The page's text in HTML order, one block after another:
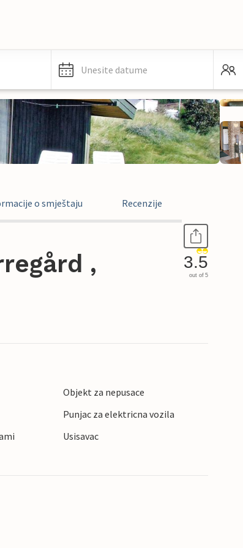
Unesite datume
o smještaju Recenzije
,
3.5
out of 5
Objekt za nepusace
Punjac za elektricna vozila
Usisavac